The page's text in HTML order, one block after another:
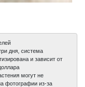
дня, система
и зависит от
могут не
фотографии из-за